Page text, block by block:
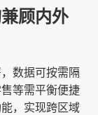
顾内外
数据可按需隔
等需平衡便捷
，实现跨区域